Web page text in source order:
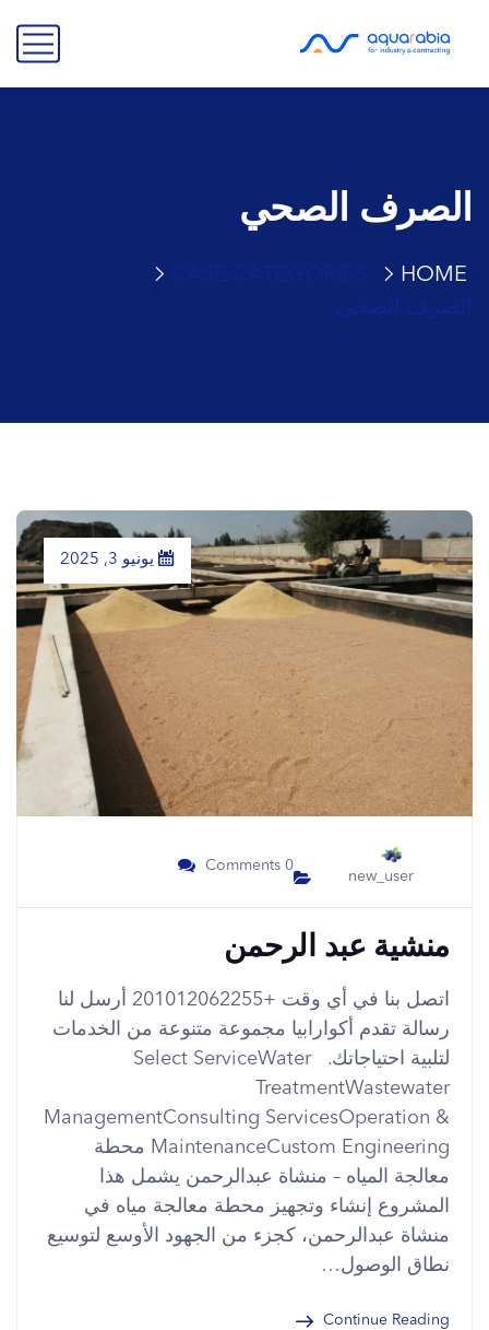
الصرف الصحي
HOME
CASE CATEGORIES
الصرف الصحي
يونيو 3, 2025
new_user
0 Comments
منشية عبد الرحمن
اتصل بنا في أي وقت +201012062255 أرسل لنا
رسالة تقدم أكوارابيا مجموعة متنوعة من الخدمات
لتلبية احتياجاتك. Select ServiceWater
TreatmentWastewater
ManagementConsulting ServicesOperation &
MaintenanceCustom Engineering محطة
معالجة المياه – منشاة عبدالرحمن يشمل هذا
المشروع إنشاء وتجهيز محطة معالجة مياه في
منشاة عبدالرحمن، كجزء من الجهود الأوسع لتوسيع
نطاق الوصول…
Continue Reading